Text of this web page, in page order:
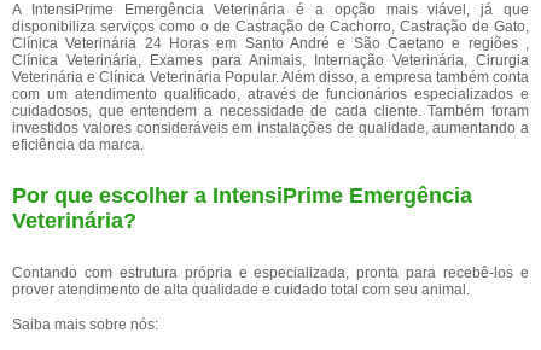
A IntensiPrime Emergência Veterinária é a opção mais viável, já que
disponibiliza serviços como o de Castração de Cachorro, Castração de Gato,
Clínica Veterinária 24 Horas em Santo André e São Caetano e regiões ,
Clínica Veterinária, Exames para Animais, Internação Veterinária, Cirurgia
Veterinária e Clínica Veterinária Popular. Além disso, a empresa também conta
com um atendimento qualificado, através de funcionários especializados e
cuidadosos, que entendem a necessidade de cada cliente. Também foram
investidos valores consideráveis em instalações de qualidade, aumentando a
eficiência da marca.
Por que escolher a IntensiPrime Emergência
Veterinária?
Contando com estrutura própria e especializada, pronta para recebê-los e
prover atendimento de alta qualidade e cuidado total com seu animal.
Saiba mais sobre nós: